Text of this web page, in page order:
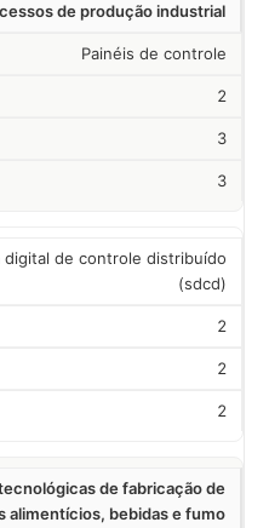
de produção industrial
Painéis de controle
2
3
3
digital de controle distribuído
(sdcd)
2
2
2
de fabricação de
alimentícios, bebidas e fumo